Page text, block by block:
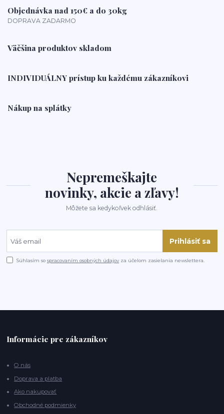
Objednávka nad 150€ a do 30kg
DOPRAVA ZADARMO
Väčšina produktov skladom
INDIVIDUÁLNY prístup ku každému zákazníkovi
Nákup na splátky
Nepremeškajte
novinky, akcie a zľavy!
Môžete sa kedykoľvek odhlásiť.
Prihlásiť sa
Súhlasím sospracovaním osobných údajov za účelom zasielania newslettera.
Informácie pre zákazníkov
O nás
Doprava a platba
Ako nakupovať
Obchodné podmienky